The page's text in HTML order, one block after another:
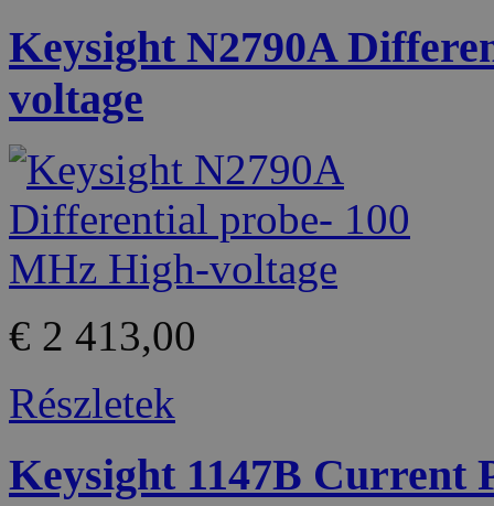
Keysight N2790A
voltage
€ 2 413,00
Részletek
Keysight 1147B Current